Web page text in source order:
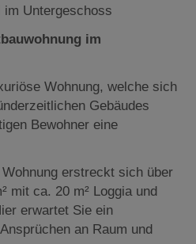
im Untergeschoss
im
Wohnung, welche sich
Gebäudes
Bewohner eine
erstreckt sich über
mit ca. 20 m² Loggia und
erwartet Sie ein
an Raum und